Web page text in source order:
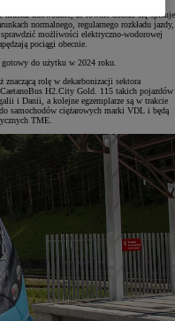
udowodnić, że równie dobrze się spisuje
normalnego, regularnego rozkładu jazdy,
możliwości elektryczno-wodorowej
pociągi obecnie.
do użytku w 2024 roku.
rolę w dekarbonizacji sektora
H2.City Gold. 115 takich pojazdów
i Danii, a kolejne egzemplarze są w trakcie
samochodów ciężarowych marki VDL i będą
TME.